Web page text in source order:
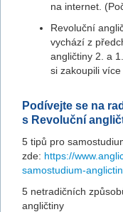
na internet.
Revoluční
vychází z
angličtiny 2. a
si zakoupili
Podívejte se na
s Revoluční
5 tipů pro
zde: https://
samostudium-
5 netradičních
angličtiny